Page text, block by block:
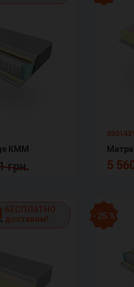
КММ
грн. 5
БЕСПЛАТНО
доставим!
- 25 %